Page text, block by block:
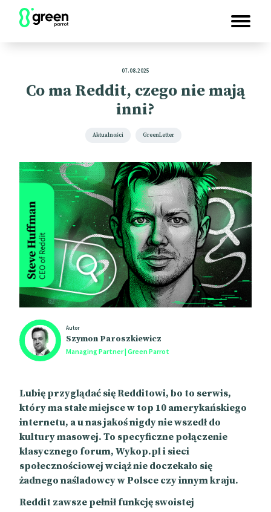
07.08.2025
Co ma Reddit, czego nie mają
inni?
Aktualności GreenLetter
Autor
Szymon Paroszkiewicz
Managing Partner | Green Parrot
Lubię przyglądać się Redditowi, bo to serwis,
który ma stałe miejsce w top 10 amerykańskiego
internetu, a u nas jakoś nigdy nie wszedł do
kultury masowej. To specyficzne połączenie
klasycznego forum, Wykop.pl i sieci
społecznościowej wciąż nie doczekało się
żadnego naśladowcy w Polsce czy innym kraju.
Reddit zawsze pełnił funkcję swoistej